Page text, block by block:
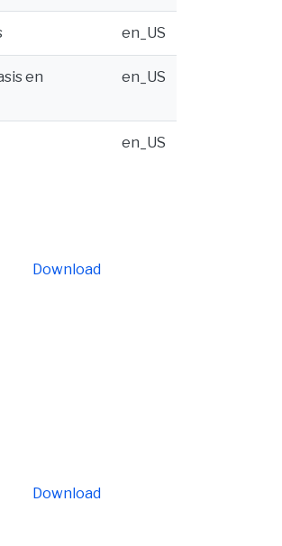
en_US
en
en_US
en_US
Download
Download